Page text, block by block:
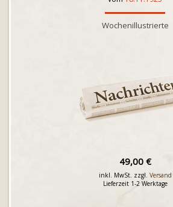
Wochenillustrierte
49,00 €
inkl. MwSt. zzgl. Versand
Lieferzeit 1-2 Werktage